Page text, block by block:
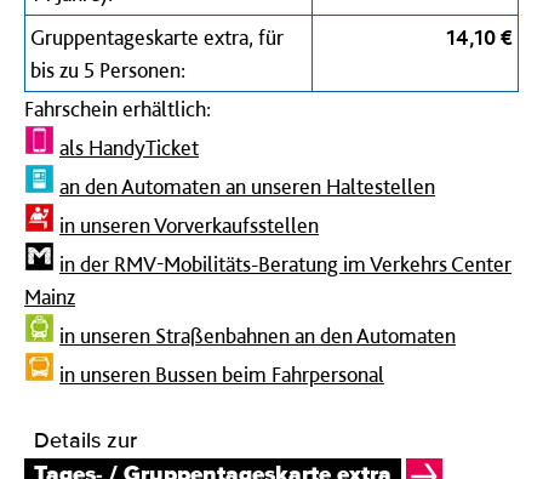
Gruppentageskarte extra, für
bis zu 5 Personen:
14,10 €
Fahrschein erhältlich:
als HandyTicket
an den Automaten an unseren Haltestellen
in unseren Vorverkaufsstellen
in der RMV-Mobilitäts-Beratung im Verkehrs Center
Mainz
in unseren Straßenbahnen an den Automaten
in unseren Bussen beim Fahrpersonal
Details zur